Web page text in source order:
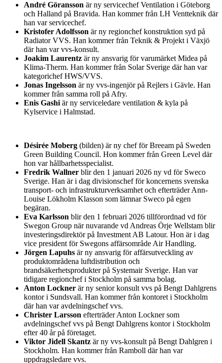
André Göransson är ny servicechef Ventilation i Göteborg
och Halland på Bravida. Han kommer från LH Ventteknik där
han var servicechef.
Kristofer Adolfsson är ny regionchef konstruktion syd på
Radiator VVS. Han kommer från Teknik & Projekt i Växjö
där han var vvs-konsult.
Joakim Laurentz är ny ansvarig för varumärket Midea på
Klima-Therm. Han kommer från Solar Sverige där han var
kategorichef HWS/VVS.
Jonas Ingelsson är ny vvs-ingenjör på Rejlers i Gävle. Han
kommer från samma roll på Afry.
Enis Gashiär ny serviceledare ventilation & kyla på
Kylservice i Halmstad.
Désirée Moberg (bilden) är ny chef för Breeam på Sweden
Green Building Council. Hon kommer från Green Level där
hon var hållbarhetsspecialist.
Fredrik Wallner blir den 1 januari 2026 ny vd för Sweco
Sverige. Han är i dag divisionschef för koncernens svenska
transport- och infrastrukturverksamhet och efterträder Ann-
Louise Lökholm Klasson som lämnar Sweco på egen
begäran.
Eva Karlsson blir den 1 februari 2026 tillförordnad vd för
Swegon Group när nuvarande vd Andreas Örje Wellstam blir
investeringsdirektör på Investment AB Latour. Hon är i dag
vice president för Swegons affärsområde Air Handling.
Jörgen Lapuhs är ny ansvarig för affärsutveckling av
produktområdena luftdistribution och
brandsäkerhetsprodukter på Systemair Sverige. Han var
tidigare regionchef i Stockholm på samma bolag.
Anton Lockner är ny senior konsult vvs på Bengt Dahlgrens
kontor i Sundsvall. Han kommer från kontoret i Stockholm
där han var avdelningschef vvs.
Christer Larsson efterträder Anton Lockner som
avdelningschef vvs på Bengt Dahlgrens kontor i Stockholm
efter 40 år på företaget.
Viktor Jidell Skantz är ny vvs-konsult på Bengt Dahlgren i
Stockholm. Han kommer från Ramboll där han var
uppdragsledare vvs.